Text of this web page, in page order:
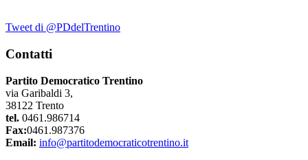
Tweet di @PDdelTrentino
Contatti
Partito Democratico Trentino
via Garibaldi 3,
38122 Trento
tel. 0461.986714
Fax:0461.987376
Email: info@partitodemocraticotrentino.it